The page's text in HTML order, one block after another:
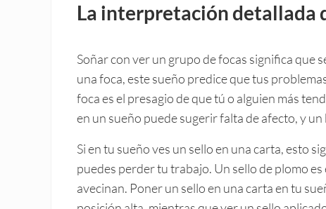
La interpretación detallada
Soñar con ver un grupo de focas significa que
una foca, este sueño predice que tus
foca es el presagio de que tú o alguien más
en un sueño puede sugerir falta de afecto, y
Si en tu sueño ves un sello en una carta, esto
puedes perder tu trabajo. Un sello de plomo
avecinan. Poner un sello en una carta en tu